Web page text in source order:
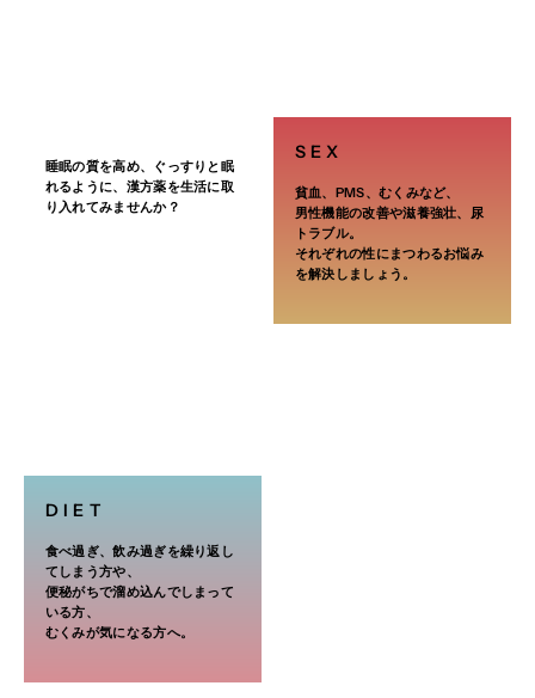
製造販売会社
三和生薬株式会社
睡眠の質を高め、ぐっすりと眠
れるように、漢方薬を生活に取
り入れてみませんか？
SEX
貧血、PMS、むくみなど、
男性機能の改善や滋養強壮、尿
トラブル。
それぞれの性にまつわるお悩み
を解決しましょう。
DIET
食べ過ぎ、飲み過ぎを繰り返し
てしまう方や、
便秘がちで溜め込んでしまって
いる方、
むくみが気になる方へ。